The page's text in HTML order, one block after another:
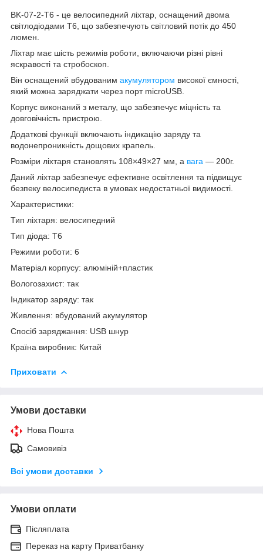
BK-07-2-T6 - це велосипедний ліхтар, оснащений двома
світлодіодами T6, що забезпечують світловий потік до 450
люмен.
Ліхтар має шість режимів роботи, включаючи різні рівні
яскравості та стробоскоп.
Він оснащений вбудованим акумулятором високої ємності,
який можна заряджати через порт microUSB.
Корпус виконаний з металу, що забезпечує міцність та
довговічність пристрою.
Додаткові функції включають індикацію заряду та
водонепроникність дощових крапель.
Розміри ліхтаря становлять 108×49×27 мм, а вага — 200г.
Даний ліхтар забезпечує ефективне освітлення та підвищує
безпеку велосипедиста в умовах недостатньої видимості.
Характеристики:
Тип ліхтаря: велосипедний
Тип діода: T6
Режими роботи: 6
Матеріал корпусу: алюміній+пластик
Вологозахист: так
Індикатор заряду: так
Живлення: вбудований акумулятор
Спосіб заряджання: USB шнур
Країна виробник: Китай
Приховати
Умови доставки
Нова Пошта
Самовивіз
Всі умови доставки
Умови оплати
Післяплата
Переказ на карту Приватбанку